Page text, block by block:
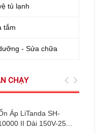
tủ lạnh
tắm
- Sửa chữa
CHẠY
Áp LiTanda SH-
II Dải 150V-25...